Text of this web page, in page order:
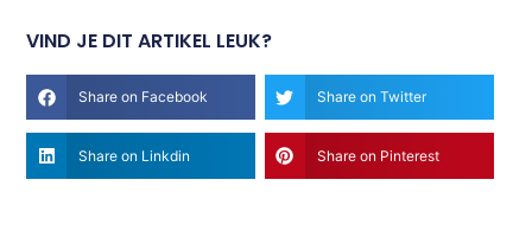
VIND JE DIT ARTIKEL LEUK?
Share on Facebook Share on Twitter
Share on Linkdin Share on Pinterest